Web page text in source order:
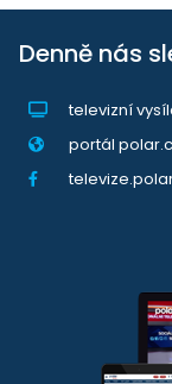
Denně nás
televizní
portál